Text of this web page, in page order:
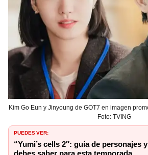
Kim Go Eun y Jinyoung de GOT7 en imagen
Foto: TVING
PUEDES VER:
“Yumi’s cells 2″: guía de personajes